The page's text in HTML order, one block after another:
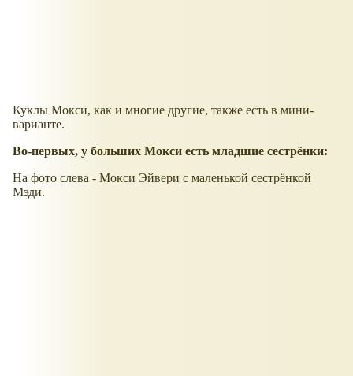
Куклы Мокси, как и многие другие, также есть в мини-
варианте.
Во-первых, у больших Мокси есть младшие сестрёнки:
На фото слева - Мокси Эйвери с маленькой сестрёнкой
Мэди.